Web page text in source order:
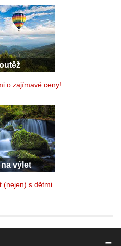
o zajímavé ceny!
výlet
(nejen) s dětmi